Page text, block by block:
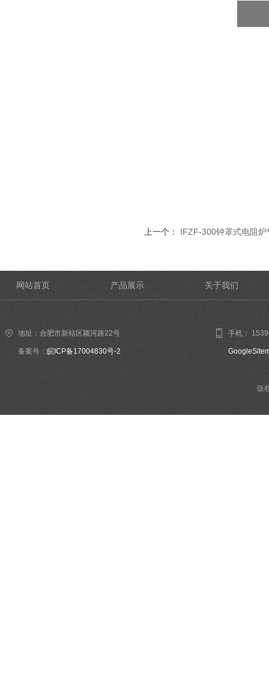
上一个： IFZF-300钟罩式电阻炉*
网站首页 产品展示 关于我们
地址：合肥市新站区颖河路22号
备案号： 皖ICP备17004830号-2
手机：
版